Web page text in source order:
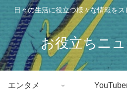
日々の生活に役立つ様々な情報を
お役立ちニ
エンタメ